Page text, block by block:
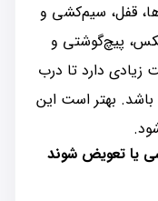
قفل، سیم‌کشی و
بکس، پیچ‌گوشتی و
دارد تا درب
بهتر است این
یا تعویض شوند